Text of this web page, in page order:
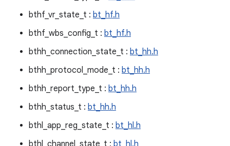
bthf_vr_state_t : bt_hf.h
bthf_wbs_config_t : bt_hf.h
bthh_connection_state_t : bt_hh.h
bthh_protocol_mode_t : bt_hh.h
bthh_report_type_t : bt_hh.h
bthh_status_t : bt_hh.h
bthl_app_reg_state_t : bt_hl.h
bthl_channel_state_t : bt_hl.h